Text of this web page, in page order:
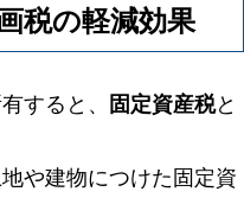
税の軽減効果
すると、 固定資産税と
や建物につけた固定資